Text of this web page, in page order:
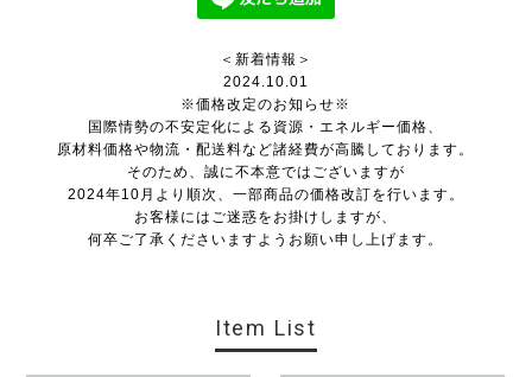
＜新着情報＞
2024.10.01
※価格改定のお知らせ※
国際情勢の不安定化による資源・エネルギー価格、
原材料価格や物流・配送料など諸経費が高騰しております。
そのため、誠に不本意ではございますが
2024年10月より順次、一部商品の価格改訂を行います。
お客様にはご迷惑をお掛けしますが、
何卒ご了承くださいますようお願い申し上げます。
Item List